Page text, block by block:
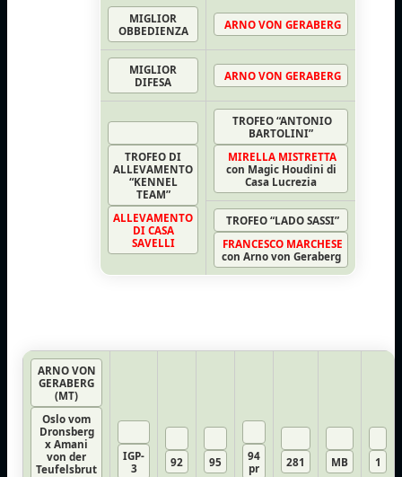
MIGLIOR
OBBEDIENZA
ARNO VON GERABERG
MIGLIOR
DIFESA
ARNO VON GERABERG
TROFEO DI
ALLEVAMENTO
“KENNEL
TEAM”
ALLEVAMENTO
DI CASA
SAVELLI
TROFEO “ANTONIO
BARTOLINI”
MIRELLA MISTRETTA
con Magic Houdini di
Casa Lucrezia
TROFEO “LADO SASSI”
FRANCESCO MARCHESE
con Arno von Geraberg
ARNO VON
GERABERG
(MT)
Oslo vom
Dronsberg
x Amani
von der
Teufelsbrut
IGP-
3
92 95
94
pr
281 MB 1